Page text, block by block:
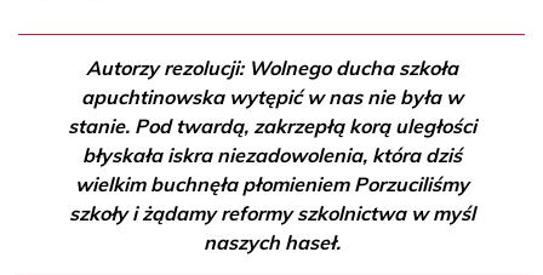
Autorzy rezolucji: Wolnego ducha szkoła
apuchtinowska wytępić w nas nie była w
stanie. Pod twardą, zakrzepłą korą uległości
błyskała iskra niezadowolenia, która dziś
wielkim buchnęła płomieniem Porzuciliśmy
szkoły i żądamy reformy szkolnictwa w myśl
naszych haseł.